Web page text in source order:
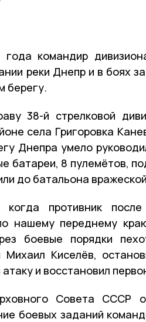
командир
реки Днепр и в боях
берегу.
38-й стрелковой
села Григоровка
Днепра умело
батареи, 8 пулемётов,
до батальона
противник после
нашему переднему
боевые порядки
Михаил Киселёв,
и восстановил
Совета СССР
боевых заданий